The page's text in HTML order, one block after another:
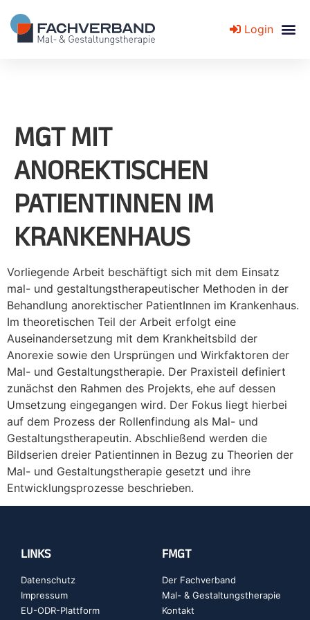
Login
MGT MIT
ANOREKTISCHEN
PATIENTINNEN IM
KRANKENHAUS
Vorliegende Arbeit beschäftigt sich mit dem Einsatz
mal- und gestaltungstherapeutischer Methoden in der
Behandlung anorektischer PatientInnen im Krankenhaus.
Im theoretischen Teil der Arbeit erfolgt eine
Auseinandersetzung mit dem Krankheitsbild der
Anorexie sowie den Ursprüngen und Wirkfaktoren der
Mal- und Gestaltungstherapie. Der Praxisteil definiert
zunächst den Rahmen des Projekts, ehe auf dessen
Umsetzung eingegangen wird. Der Fokus liegt hierbei
auf dem Prozess der Rollenfindung als Mal- und
Gestaltungstherapeutin. Abschließend werden die
Bildserien dreier Patientinnen in Bezug zu Theorien der
Mal- und Gestaltungstherapie gesetzt und ihre
Entwicklungsprozesse beschrieben.
LINKS
Datenschutz
Impressum
EU-ODR-Plattform
FMGT
Der Fachverband
Mal- & Gestaltungstherapie
Kontakt